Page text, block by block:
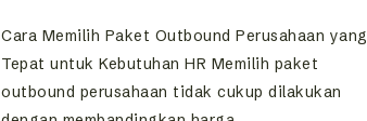
Cara Memilih Paket Outbound Perusahaan yang
Tepat untuk Kebutuhan HR Memilih paket
outbound perusahaan tidak cukup dilakukan